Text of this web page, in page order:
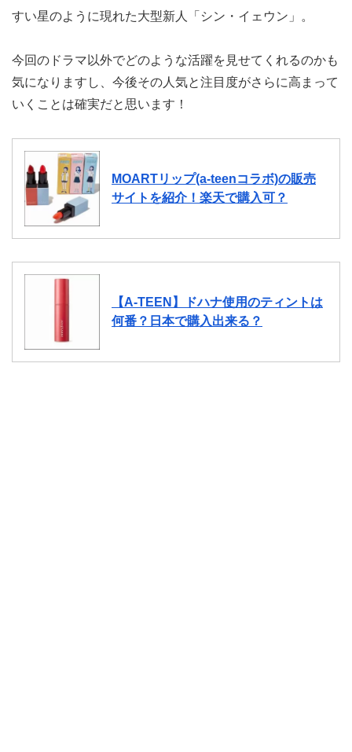
すい星のように現れた大型新人「シン・イェウン」。
今回のドラマ以外でどのような活躍を見せてくれるのかも
気になりますし、今後その人気と注目度がさらに高まって
いくことは確実だと思います！
MOARTリップ(a-teenコラボ)の販売
サイトを紹介！楽天で購入可？
【A-TEEN】ドハナ使用のティントは
何番？日本で購入出来る？